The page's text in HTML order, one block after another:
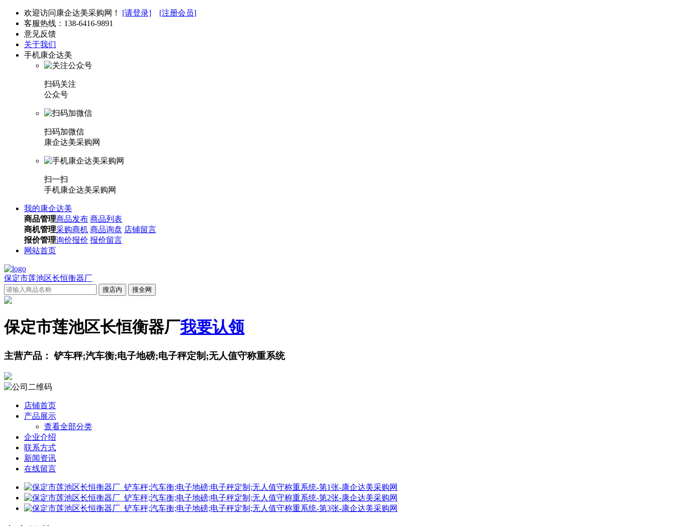
欢迎访问康企达美采购网！ [请登录]
[注册会员]
客服热线： 138-6416-9891
意见反馈
关于我们
手机康企达美
扫码关注
公众号
扫码加微信
康企达美采购网
扫一扫
手机康企达美采购网
我的康企达美
商品管理商品发布 商品列表
商机管理采购商机 商品询盘 店铺留言
报价管理询价报价 报价留言
网站首页
保定市莲池区长恒衡器厂
搜店内 搜全网
保定市莲池区长恒衡器厂我要认领
主营产品： 铲车秤;汽车衡;电子地磅;电子秤定制;无人值守称重系统
店铺首页
产品展示
查看全部分类
企业介绍
联系方式
新闻资讯
在线留言